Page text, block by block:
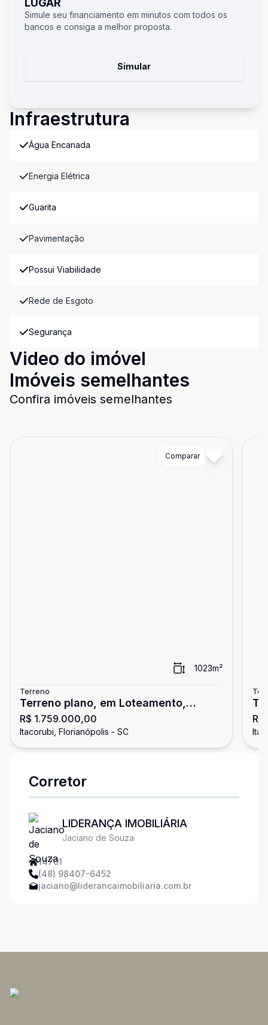
LUGAR
Simule seu financiamento em minutos com todos os
bancos e consiga a melhor proposta.
Simular
Infraestrutura
Água Encanada
Energia Elétrica
Guarita
Pavimentação
Possui Viabilidade
Rede de Esgoto
Segurança
Video do imóvel
Imóveis semelhantes
Confira imóveis semelhantes
Comparar
1023m²
Terreno
Terreno plano, em Loteamento,
Itacorubi.
R$ 1.759.000,00
Itacorubi, Florianópolis - SC
Corretor
LIDERANÇA IMOBILIÁRIA
Jaciano de Souza
14701
(48) 98407-6452
jaciano@liderancaimobiliaria.com.br